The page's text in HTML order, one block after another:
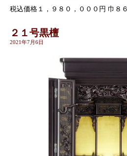
税込価格１，９８０，０００円 巾
２１号黒檀
2021年7月6日